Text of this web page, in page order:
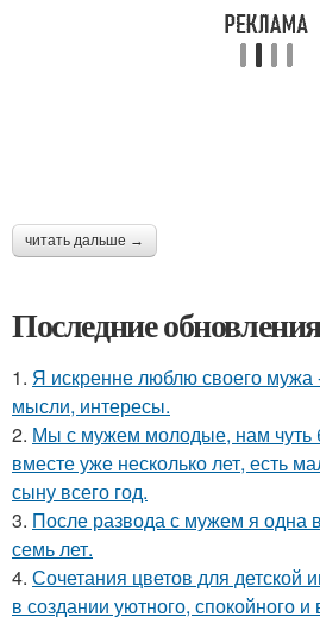
читать дальше →
Последние
1. Я искренне люблю своего мужа
мысли, интересы.
2. Мы с мужем молодые, нам чуть
вместе уже несколько лет, есть
сыну всего год.
3. После развода с мужем я одна
семь лет.
4. Сочетания цветов для детской
в создании уютного, спокойного